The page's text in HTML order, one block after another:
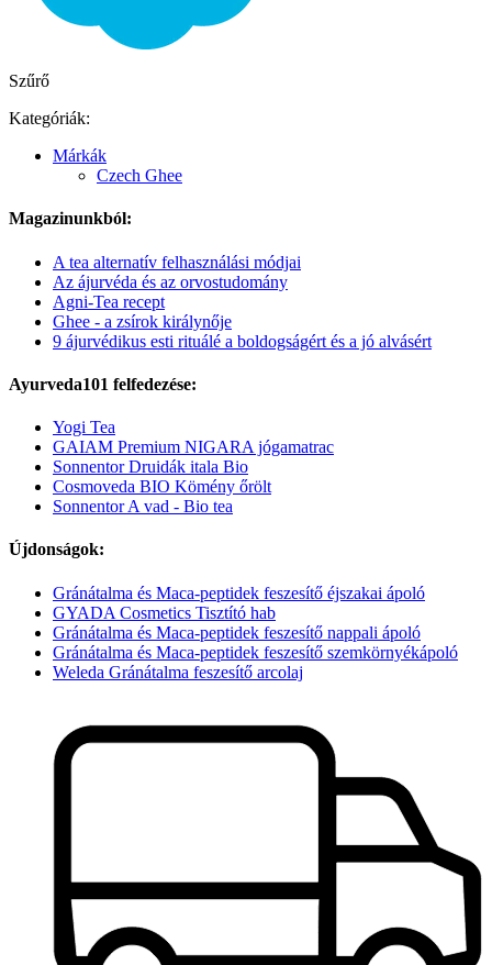
Szűrő
Kategóriák:
Márkák
Czech Ghee
Magazinunkból:
A tea alternatív felhasználási módjai
Az ájurvéda és az orvostudomány
Agni-Tea recept
Ghee - a zsírok királynője
9 ájurvédikus esti rituálé a boldogságért és a jó alvásért
Ayurveda101 felfedezése:
Yogi Tea
GAIAM Premium NIGARA jógamatrac
Sonnentor Druidák itala Bio
Cosmoveda BIO Kömény őrölt
Sonnentor A vad - Bio tea
Újdonságok:
Gránátalma és Maca-peptidek feszesítő éjszakai ápoló
GYADA Cosmetics Tisztító hab
Gránátalma és Maca-peptidek feszesítő nappali ápoló
Gránátalma és Maca-peptidek feszesítő szemkörnyékápoló
Weleda Gránátalma feszesítő arcolaj